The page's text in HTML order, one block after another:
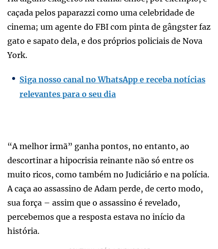
caçada pelos paparazzi como uma celebridade de
cinema; um agente do FBI com pinta de gângster faz
gato e sapato dela, e dos próprios policiais de Nova
York.
Siga nosso canal no WhatsApp e receba notícias
relevantes para o seu dia
“A melhor irmã” ganha pontos, no entanto, ao
descortinar a hipocrisia reinante não só entre os
muito ricos, como também no Judiciário e na polícia.
A caça ao assassino de Adam perde, de certo modo,
sua força – assim que o assassino é revelado,
percebemos que a resposta estava no início da
história.